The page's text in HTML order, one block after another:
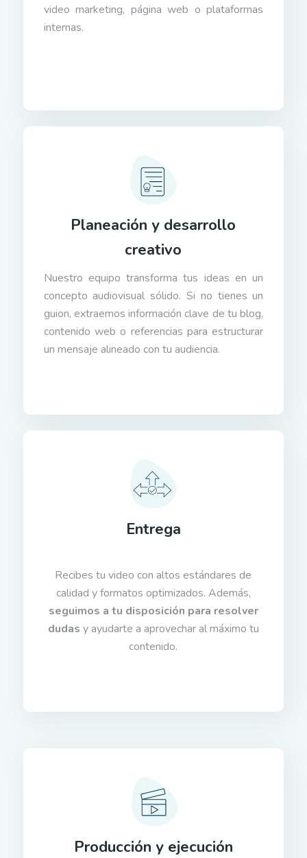
video marketing, página web o plataformas
internas.
Planeación y desarrollo
creativo
Nuestro equipo transforma tus ideas en un
concepto audiovisual sólido. Si no tienes un
guion, extraemos información clave de tu blog,
contenido web o referencias para estructurar
un mensaje alineado con tu audiencia.
Entrega
Recibes tu video con altos estándares de
calidad y formatos optimizados. Además,
seguimos a tu disposición para resolver
dudas y ayudarte a aprovechar al máximo tu
contenido.
Producción y ejecución